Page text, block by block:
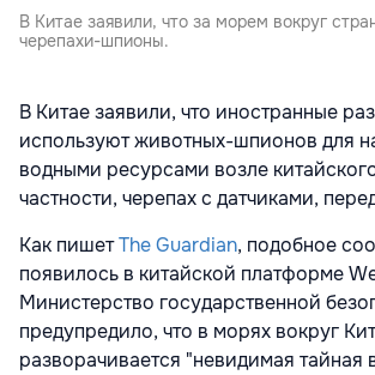
В Китае заявили, что за морем вокруг
черепахи-шпионы.
В Китае заявили, что иностранные
используют животных-шпионов для
водными ресурсами возле
частности, черепах с датчиками,
Как пишетThe Guardian, подобное
появилось в китайской платформе
Министерство государственной
предупредило, что в морях вокруг
разворачивается "невидимая тайная